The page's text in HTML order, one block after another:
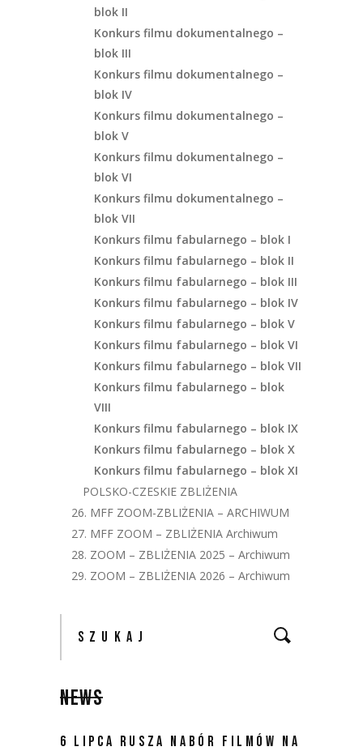
blok II
Konkurs filmu dokumentalnego –
blok III
Konkurs filmu dokumentalnego –
blok IV
Konkurs filmu dokumentalnego –
blok V
Konkurs filmu dokumentalnego –
blok VI
Konkurs filmu dokumentalnego –
blok VII
Konkurs filmu fabularnego – blok I
Konkurs filmu fabularnego – blok II
Konkurs filmu fabularnego – blok III
Konkurs filmu fabularnego – blok IV
Konkurs filmu fabularnego – blok V
Konkurs filmu fabularnego – blok VI
Konkurs filmu fabularnego – blok VII
Konkurs filmu fabularnego – blok
VIII
Konkurs filmu fabularnego – blok IX
Konkurs filmu fabularnego – blok X
Konkurs filmu fabularnego – blok XI
POLSKO-CZESKIE ZBLIŻENIA
26. MFF ZOOM-ZBLIŻENIA – ARCHIWUM
27. MFF ZOOM – ZBLIŻENIA Archiwum
28. ZOOM – ZBLIŻENIA 2025 – Archiwum
29. ZOOM – ZBLIŻENIA 2026 – Archiwum
NEWS
6 LIPCA RUSZA NABÓR FILMÓW NA